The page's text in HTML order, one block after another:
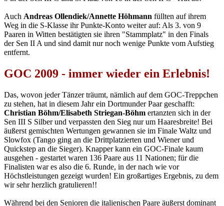
Auch Andreas Ollendiek/Annette Höhmann füllten auf ihrem
Weg in die S-Klasse ihr Punkte-Konto weiter auf: Als 3. von 9
Paaren in Witten bestätigten sie ihren "Stammplatz" in den Finals
der Sen II A und sind damit nur noch wenige Punkte vom Aufstieg
entfernt.
GOC 2009 - immer wieder ein Erlebnis!
Das, wovon jeder Tänzer träumt, nämlich auf dem GOC-Treppchen
zu stehen, hat in diesem Jahr ein Dortmunder Paar geschafft:
Christian Böhm/Elisabeth Striegan-Böhm ertanzten sich in der
Sen III S Silber und verpassten den Sieg nur um Haaresbreite! Bei
äußerst gemischten Wertungen gewannen sie im Finale Waltz und
Slowfox (Tango ging an die Drittplatzierten und Wiener und
Quickstep an die Sieger). Knapper kann ein GOC-Finale kaum
ausgehen - gestartet waren 136 Paare aus 11 Nationen; für die
Finalisten war es also die 6. Runde, in der nach wie vor
Höchstleistungen gezeigt wurden! Ein großartiges Ergebnis, zu dem
wir sehr herzlich gratulieren!!
Während bei den Senioren die italienischen Paare äußerst dominant